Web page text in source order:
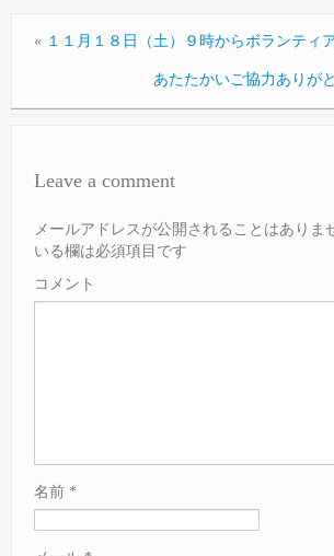
« １１月１８日（土）９時からボランティ
あたたかいご協力ありが
Leave a comment
メールアドレスが公開されることはありま
いる欄は必須項目です
コメント
名前 *